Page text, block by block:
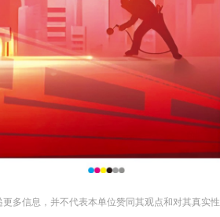
多信息，并不代表本单位赞同其观点和对其真实性